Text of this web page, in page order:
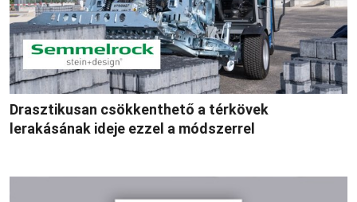
Drasztikusan csökkenthető a térkövek
lerakásának ideje ezzel a módszerrel